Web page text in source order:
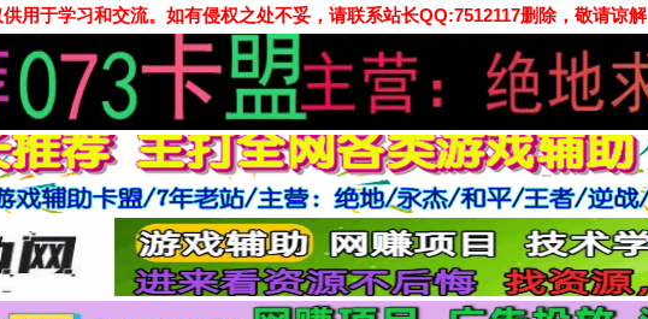
用于学习和交流。如有侵权之处不妥，请联系站长QQ:7512117删除，敬请谅解